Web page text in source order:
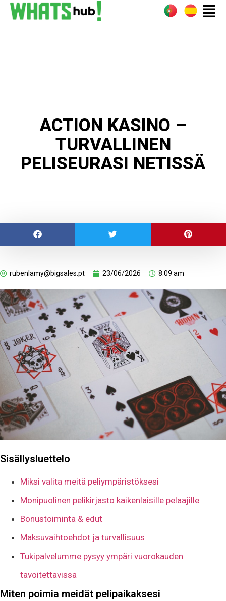
ACTION KASINO –
TURVALLINEN
PELISEURASI NETISSÄ
rubenlamy@bigsales.pt 23/06/2026 8:09 am
Sisällysluettelo
Miksi valita meitä peliympäristöksesi
Monipuolinen pelikirjasto kaikenlaisille pelaajille
Bonustoiminta & edut
Maksuvaihtoehdot ja turvallisuus
Tukipalvelumme pysyy ympäri vuorokauden
tavoitettavissa
Miten poimia meidät pelipaikaksesi